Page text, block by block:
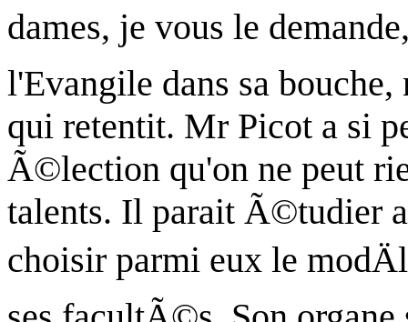
dames, je vous le
l'Evangile dans sa
qui retentit. Mr Picot a si
Ã©lection qu'on ne peut
talents. Il parait Ã©tudier
choisir parmi eux le